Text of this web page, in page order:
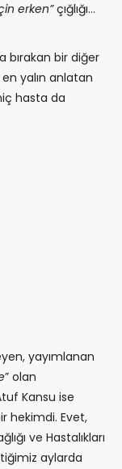
erken”çığlığı…
bırakan bir diğer
en yalın anlatan
hasta da
yayımlanan
” olan
Kansu ise
hekimdi. Evet,
ve Hastalıkları
aylarda